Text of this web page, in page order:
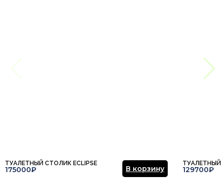
ТУАЛЕТНЫЙ СТОЛИК ECLIPSE
175000₽ В корзину
ТУАЛЕТНЫЙ
129700₽